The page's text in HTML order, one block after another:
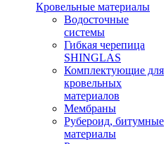
Кровельные материалы
Водосточные
системы
Гибкая черепица
SHINGLAS
Комплектующие для
кровельных
материалов
Мембраны
Рубероид, битумные
материалы